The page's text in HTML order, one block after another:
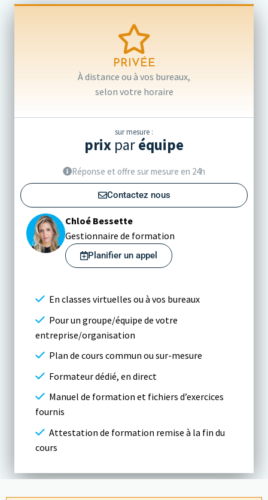
PRIVÉE
À distance ou à vos bureaux,
selon votre horaire
sur mesure :
prix paréquipe
Réponse et offre sur mesure en 24h
Contactez nous
Chloé Bessette
Gestionnaire de formation
Planifier un appel
En classes virtuelles ou à vos bureaux
Pour un groupe/équipe de votre
entreprise/organisation
Plan de cours commun ou sur-mesure
Formateur dédié, en direct
Manuel de formation et fichiers d’exercices
fournis
Attestation de formation remise à la fin du
cours